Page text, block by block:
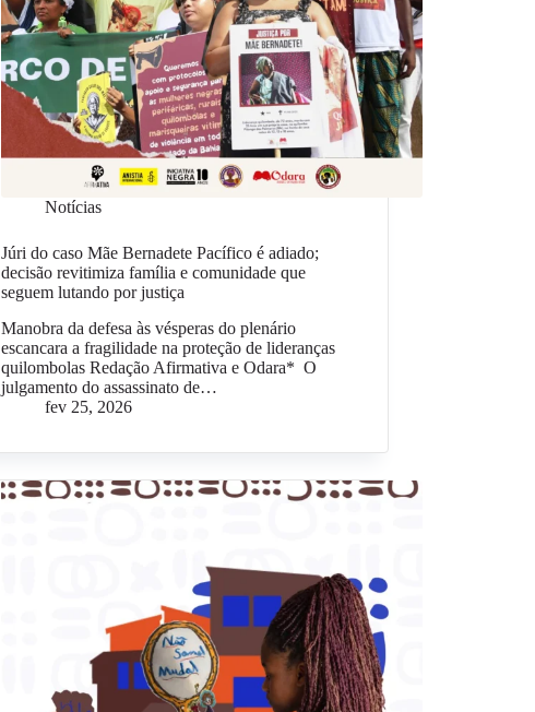
Notícias
Júri do caso Mãe Bernadete Pacífico é adiado;
decisão revitimiza família e comunidade que
seguem lutando por justiça
Manobra da defesa às vésperas do plenário
escancara a fragilidade na proteção de lideranças
quilombolas Redação Afirmativa e Odara* O
julgamento do assassinato de…
fev 25, 2026